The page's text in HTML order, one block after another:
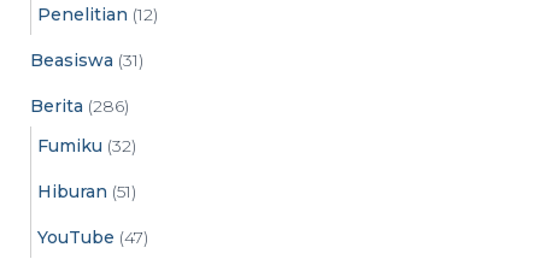
Penelitian (12)
Beasiswa (31)
Berita (286)
Fumiku (32)
Hiburan (51)
YouTube (47)